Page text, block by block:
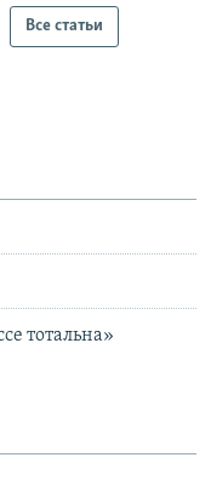
Все статьи
тотальна»